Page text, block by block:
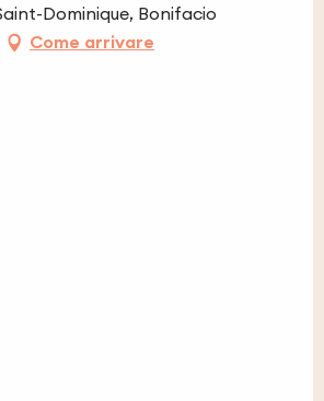
Dominique, Bonifacio
Come arrivare